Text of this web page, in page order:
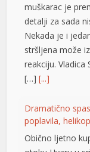
muškarac je
detalji za sada
Nekada je i
stršljena može
reakciju.
[…][...]
Dramatično
poplavila,
Obično ljetno